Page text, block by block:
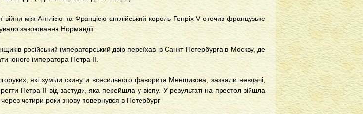
війни між Англією та Францією англійський король Генріх V оточив французьке
завоювання Нормандії
російський імператорський двір переїхав із Санкт-Петербурга в Москву, де
юного імператора Петра II.
які зуміли скинути всесильного фаворита Меншикова, зазнали невдачі,
Петра II від застуди, яка перейшла у віспу. У результаті на престол зійшла
через чотири роки знову повернувся в Петербург